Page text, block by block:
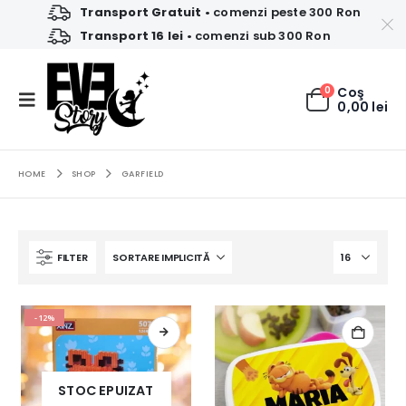
Transport Gratuit • comenzi peste 300 Ron
Transport 16 lei • comenzi sub 300 Ron
0 Coş
0,00 lei
HOME SHOP GARFIELD
FILTER
-12%
STOC EPUIZAT